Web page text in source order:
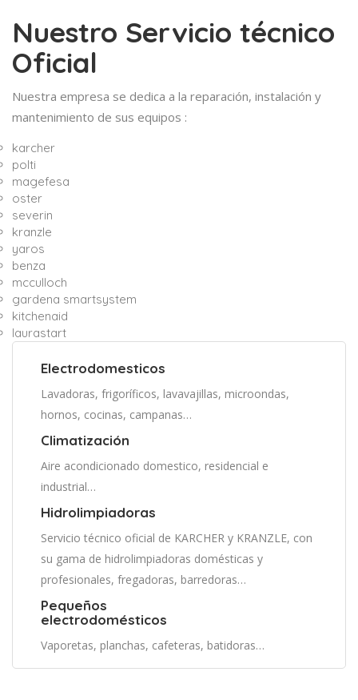
Nuestro Servicio técnico
Oficial
Nuestra empresa se dedica a la reparación, instalación y
mantenimiento de sus equipos :
karcher
polti
magefesa
oster
severin
kranzle
yaros
benza
mcculloch
gardena smartsystem
kitchenaid
laurastart
Electrodomesticos
Lavadoras, frigoríficos, lavavajillas, microondas,
hornos, cocinas, campanas…
Climatización
Aire acondicionado domestico, residencial e
industrial…
Hidrolimpiadoras
Servicio técnico oficial de KARCHER y KRANZLE, con
su gama de hidrolimpiadoras domésticas y
profesionales, fregadoras, barredoras…
Pequeños
electrodomésticos
Vaporetas, planchas, cafeteras, batidoras…